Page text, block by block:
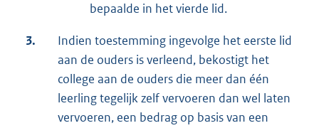
bepaalde in het vierde lid.
3.
Indien toestemming ingevolge het eerste lid
aan de ouders is verleend, bekostigt het
college aan de ouders die meer dan één
leerling tegelijk zelf vervoeren dan wel laten
vervoeren, een bedrag op basis van een